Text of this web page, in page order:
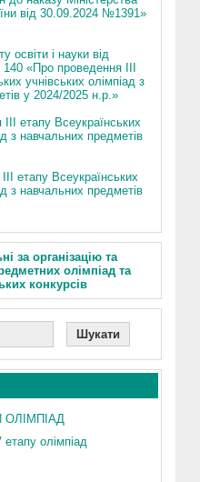
від 30.09.2024 №1391»
освіти і науки від
«Про проведення ІІІ
учнівських олімпіад з
у 2024/2025 н.р.»
етапу Всеукраїнських
з навчальних предметів
етапу Всеукраїнських
з навчальних предметів
за організацію та
олімпіад та
конкурсів
ОЛІМПІАД
олімпіад